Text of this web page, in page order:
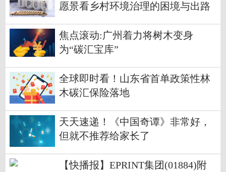
愿景看乡村环境治理的困境与出路
焦点滚动:广州着力将树木变身
为“碳汇宝库”
全球即时看！山东省首单政策性林
木碳汇保险落地
天天速递！《中国奇谭》非常好，
但就不推荐给家长了
【快播报】EPRINT集团(01884)附